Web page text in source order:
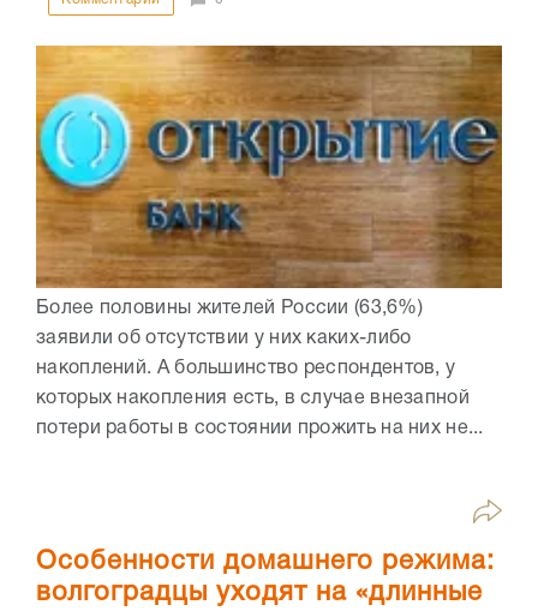
Более половины жителей России (63,6%)
заявили об отсутствии у них каких-либо
накоплений. А большинство респондентов, у
которых накопления есть, в случае внезапной
потери работы в состоянии прожить на них не...
Особенности домашнего режима:
волгоградцы уходят на «длинные